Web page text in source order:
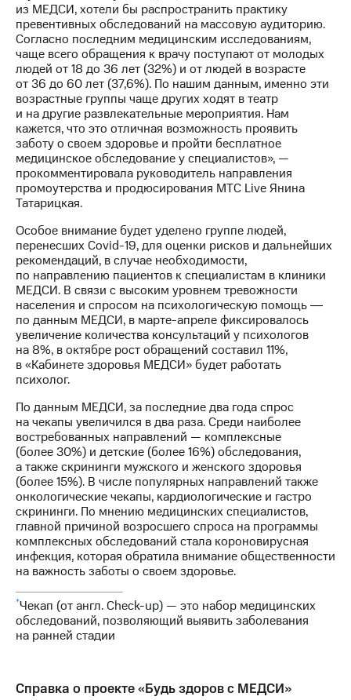
облигаций
Описание
Еврооблигации-2023
Уведомление
о
погашении
именных
облигаций
Другое
Регистратор
Реквизиты
Контакты
развитие
деловая этика
На главную
из МЕДСИ, хотели бы распространить практику
превентивных обследований на массовую аудиторию.
Согласно последним медицинским исследованиям,
чаще всего обращения к врачу поступают от молодых
людей от 18 до 36 лет (32%) и от людей в возрасте
от 36 до 60 лет (37,6%). По нашим данным, именно эти
возрастные группы чаще других ходят в театр
и на другие развлекательные мероприятия. Нам
кажется, что это отличная возможность проявить
заботу о своем здоровье и пройти бесплатное
медицинское обследование у специалистов», —
прокомментировала руководитель направления
промоутерства и продюсирования МТС Live Янина
Татарицкая.
Особое внимание будет уделено группе людей,
перенесших Covid-19, для оценки рисков и дальнейших
рекомендаций, в случае необходимости,
по направлению пациентов к специалистам в клиники
МЕДСИ. В связи с высоким уровнем тревожности
населения и спросом на психологическую помощь ―
по данным МЕДСИ, в марте-апреле фиксировалось
увеличение количества консультаций у психологов
на 8%, в октябре рост обращений составил 11%,
в «Кабинете здоровья МЕДСИ» будет работать
психолог.
По данным МЕДСИ, за последние два года спрос
на чекапы увеличился в два раза. Среди наиболее
востребованных направлений — комплексные
(более 30%) и детские (более 16%) обследования,
а также скрининги мужского и женского здоровья
(более 15%). В числе популярных направлений также
онкологические чекапы, кардиологические и гастро
скрининги. По мнению медицинских специалистов,
главной причиной возросшего спроса на программы
комплексных обследований стала короновирусная
инфекция, которая обратила внимание общественности
на важность заботы о своем здоровье.
*Чекап (от англ. Check-up) — это набор медицинских
обследований, позволяющий выявить заболевания
на ранней стадии
Справка о проекте «Будь здоров с МЕДСИ»